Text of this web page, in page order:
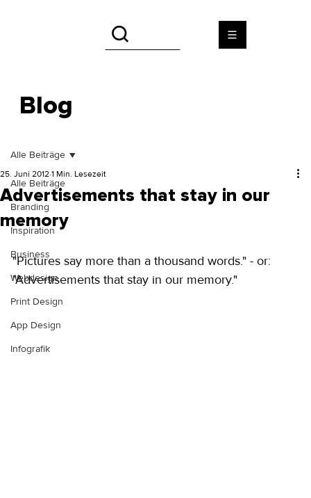
Blog
Alle Beiträge
Branding
Inspiration
Business
Webdesign
Print Design
App Design
Infografik
Alle Beiträge
Advertisements that stay in our
memory
25. Juni 2012 1 Min. Lesezeit
"Pictures say more than a thousand words." - or:
"Advertisements that stay in our memory."